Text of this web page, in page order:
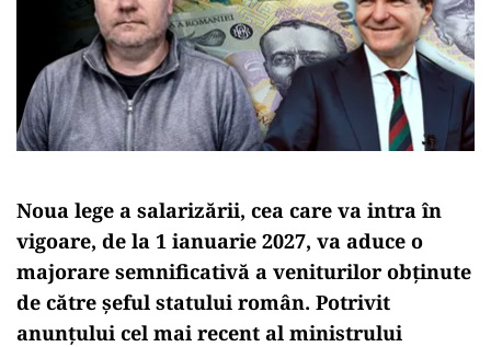
Noua lege a salarizării, cea care va intra în
vigoare, de la 1 ianuarie 2027, va aduce o
majorare semnificativă a veniturilor obținute
de către șeful statului român. Potrivit
anunțului cel mai recent al ministrului